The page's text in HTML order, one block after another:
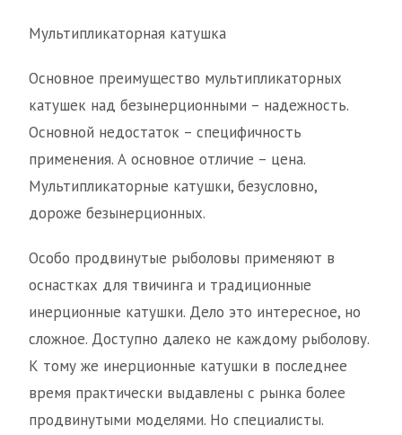
Мультипликаторная катушка
Основное преимущество мультипликаторных
катушек над безынерционными – надежность.
Основной недостаток – специфичность
применения. А основное отличие – цена.
Мультипликаторные катушки, безусловно,
дороже безынерционных.
Особо продвинутые рыболовы применяют в
оснастках для твичинга и традиционные
инерционные катушки. Дело это интересное, но
сложное. Доступно далеко не каждому рыболову.
К тому же инерционные катушки в последнее
время практически выдавлены с рынка более
продвинутыми моделями. Но специалисты.